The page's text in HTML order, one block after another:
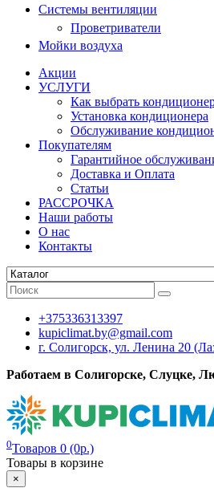
Системы вентиляции
Проветриватели
Мойки воздуха
Акции
УСЛУГИ
Как выбрать
Установка кондиционера
Обслуживание
Покупателям
Гарантийное
Доставка и Оплата
Статьи
РАССРОЧКА
Наши работы
О нас
Контакты
+375336313397
kupiclimat.by@gmail.com
г. Солигорск, ул. Ленина 20
Работаем в Солигорске, Слуцке,
0Товаров 0 (0р.)
Товары в корзине
×